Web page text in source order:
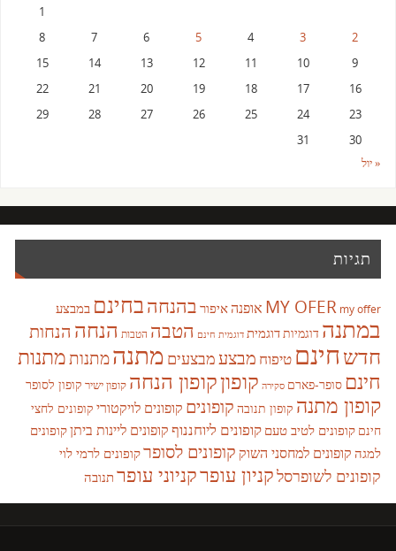
1
2
3
4
5
6
7
8
9
10
11
12
13
14
15
16
17
18
19
20
21
22
23
24
25
26
27
28
29
30
31
« יול
תגיות
MY OFER my offer אופנהאיפור בהנחהבחינם במבצע
במתנה דוגמיותדוגמית דוגמית חינם הטבה הטבות הנחה הנחות
חדשחינם טיפוח מבצעמבצעים מתנהמתנותמתנות
חינם סופר-פארם סקירה קופוןקופון הנחה קופון ישיר קופון לסופר
קופון מתנה קופון תנובה קופונים קופונים לויקטורי קופונים לחצי
חינם קופונים לטיב טעם קופונים ליוחננוףקופונים ליינות ביתןקופונים
למגה קופונים למחסני השוק קופונים לסופרקופונים לרמי לוי
קופונים לשופרסלקניון עופרקניוני עופרתנובה